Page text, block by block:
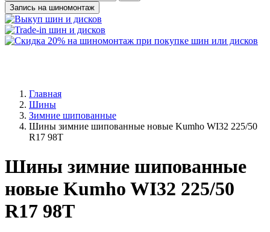
Запись на шиномонтаж
Главная
Шины
Зимние шипованные
Шины зимние шипованные новые Kumho WI32 225/50
R17 98T
Шины зимние шипованные
новые Kumho WI32 225/50
R17 98T